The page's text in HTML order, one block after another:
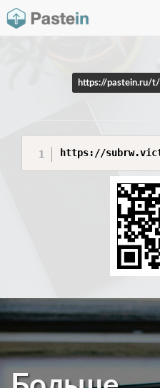
https://pastein.ru/t/